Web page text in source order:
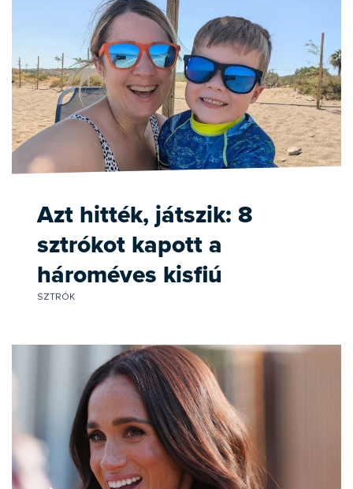
Azt hitték, játszik: 8
sztrókot kapott a
hároméves kisfiú
SZTRÓK